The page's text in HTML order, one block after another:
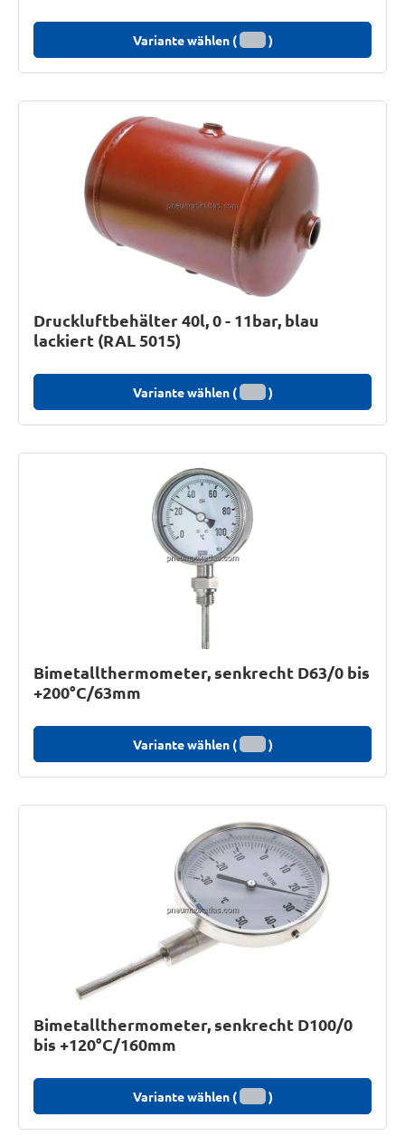
Variante wählen ( )
Druckluftbehälter 40l, 0 - 11bar, blau
lackiert (RAL 5015)
Variante wählen ( )
Bimetallthermometer, senkrecht D63/0 bis
+200°C/63mm
Variante wählen ( )
Bimetallthermometer, senkrecht D100/0
bis +120°C/160mm
Variante wählen ( )